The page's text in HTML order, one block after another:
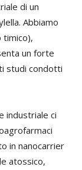
di un
Abbiamo
timico),
un forte
studi condotti
industriale ci
in nanocarrier
atossico,